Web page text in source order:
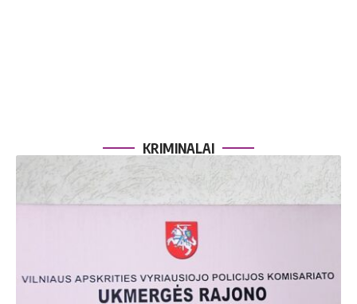
KRIMINALAI